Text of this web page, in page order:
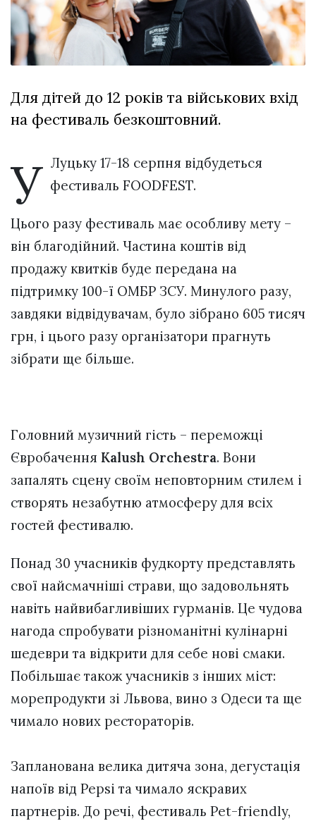
XIX
Спартакіада
VolWe...
29 Липня 2026
551 переглядів
Всі розділи
Персона
Лайф
ZONE 18+
Контакти
Політика конфіденційності
Для дітей до 12 років та військових вхід
на фестиваль безкоштовний.
У Луцьку 17-18 серпня відбудеться
фестиваль FOODFEST.
Цього разу фестиваль має особливу мету –
він благодійний. Частина коштів від
продажу квитків буде передана на
підтримку 100-ї ОМБР ЗСУ. Минулого разу,
завдяки відвідувачам, було зібрано 605 тисяч
грн, і цього разу організатори прагнуть
зібрати ще більше.
Головний музичний гість – переможці
Євробачення Kalush Orchestra. Вони
запалять сцену своїм неповторним стилем і
створять незабутню атмосферу для всіх
гостей фестивалю.
Понад 30 учасників фудкорту представлять
свої найсмачніші страви, що задовольнять
навіть найвибагливіших гурманів. Це чудова
нагода спробувати різноманітні кулінарні
шедеври та відкрити для себе нові смаки.
Побільшає також учасників з інших міст:
морепродукти зі Львова, вино з Одеси та ще
чимало нових рестораторів.
Запланована велика дитяча зона, дегустація
напоїв від Pepsi та чимало яскравих
партнерів. До речі, фестиваль Pet-friendly,